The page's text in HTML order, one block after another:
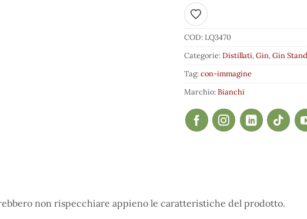
Aggiungi ai preferiti
COD:LQ3470
Categorie:Distillati,Gin,Gin
Tag:con-immagine
Marchio:Bianchi
non rispecchiare appieno le caratteristiche del prodotto.